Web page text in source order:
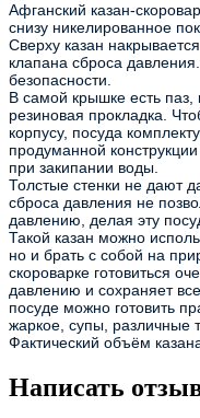
Афганский казан-
снизу никелированное
Сверху казан
клапана сброса
безопасности.
В самой крышке есть паз,
резиновая прокладка.
корпусу, посуда
продуманной
при закипании воды.
Толстые стенки не дают
сброса давления не
давлению, делая эту
Такой казан можно
но и брать с собой на
скороварке готовиться
давлению и сохраняет
посуде можно готовить
жаркое, супы, различные
Фактический объём
Написать